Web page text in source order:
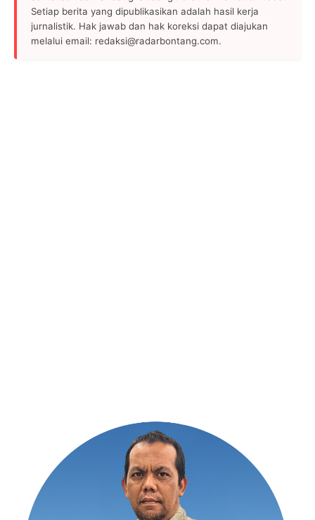
Setiap berita yang dipublikasikan adalah hasil kerja
jurnalistik. Hak jawab dan hak koreksi dapat diajukan
melalui email: redaksi@radarbontang.com.